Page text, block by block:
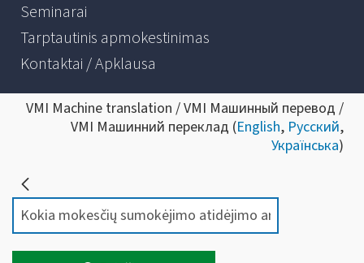
Seminarai
Tarptautinis apmokestinimas
Kontaktai / Apklausa
VMI Machine translation / VMI Машинный перевод /
VMI Машинний переклад (English, Русский,
Українська)